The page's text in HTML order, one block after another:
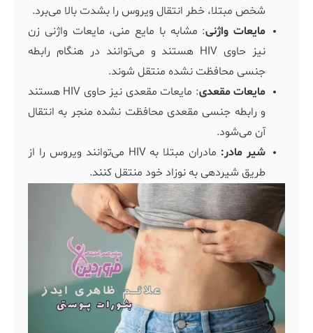
شخص مبتلا، خطر انتقال ویروس را بشدت بالا می‌برد.
مایعات واژنی: مشابه با مایع منی، مایعات واژنی زن
نیز حاوی HIV هستند و می‌توانند در هنگام رابطه
جنسی محافظت نشده منتقل شوند.
مایعات مقعدی
: مایعات مقعدی نیز حاوی HIV هستند
و رابطه جنسی مقعدی محافظت نشده منجر به انتقال
آن می‌شود.
شیر مادر:
مادران مبتلا به HIV می‌توانند ویروس را از
طریق شیردهی به نوزاد خود منتقل کنند.